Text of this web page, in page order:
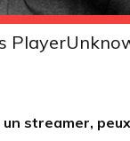
streamer,